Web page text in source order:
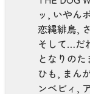
ッ , いやん
恋縄緋鳥,
そして…だ
となりの
ひも, まん
ンベビィ ,